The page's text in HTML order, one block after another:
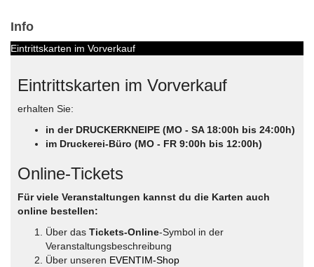
Info
Eintrittskarten im Vorverkauf
Eintrittskarten im Vorverkauf
erhalten Sie:
in der DRUCKERKNEIPE (MO - SA 18:00h bis 24:00h)
im Druckerei-Büro (MO - FR 9:00h bis 12:00h)
Online-Tickets
Für viele Veranstaltungen kannst du die Karten auch
online bestellen:
Über das Tickets-Online-Symbol in der
Veranstaltungsbeschreibung
Über unseren EVENTIM-Shop